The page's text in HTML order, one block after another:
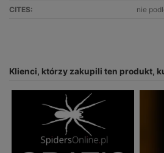
CITES:
nie
Klienci, którzy zakupili ten produkt,